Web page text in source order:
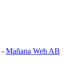
- Mañana Web AB